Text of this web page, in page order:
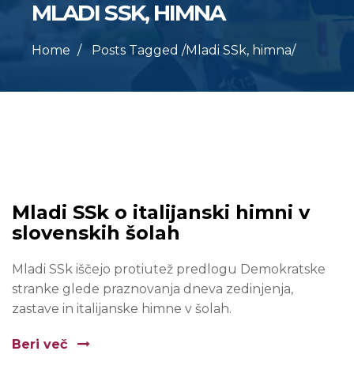
MLADI SSK, HIMNA
Home Posts Tagged /Mladi SSk, himna/
Mladi SSk o italijanski himni v
slovenskih šolah
Mladi SSk iščejo protiutež predlogu Demokratske
stranke glede praznovanja dneva zedinjenja,
zastave in italijanske himne v šolah.
Beri več